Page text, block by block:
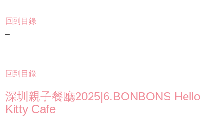
回到目錄
–
回到目錄
深圳親子餐廳2025|6.BONBONS Hello
Kitty Cafe